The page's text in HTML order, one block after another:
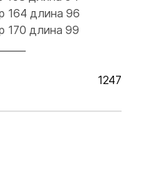
164 длина 96
170 длина 99
1247